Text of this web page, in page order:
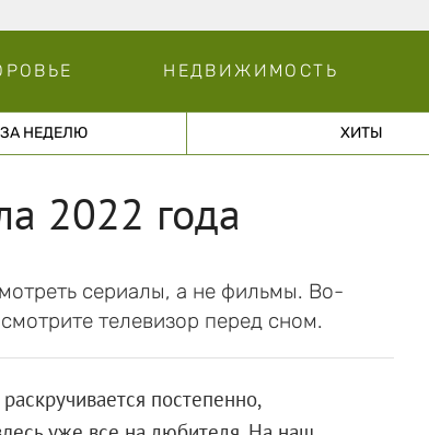
НЕДВИЖИМОСТЬ
НЕДЕЛЮ ХИТЫ
2022 года
сериалы, а не фильмы. Во-
телевизор перед сном.
постепенно,